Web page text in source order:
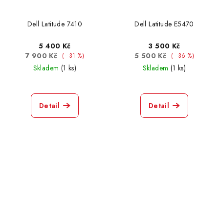
Dell Latitude 7410
5 400 Kč
7 900 Kč
(–31 %)
Skladem (1 ks)
Detail
Dell Latitude E5470
3 500 Kč
5 500 Kč
(–36 %)
Skladem (1 ks)
Detail